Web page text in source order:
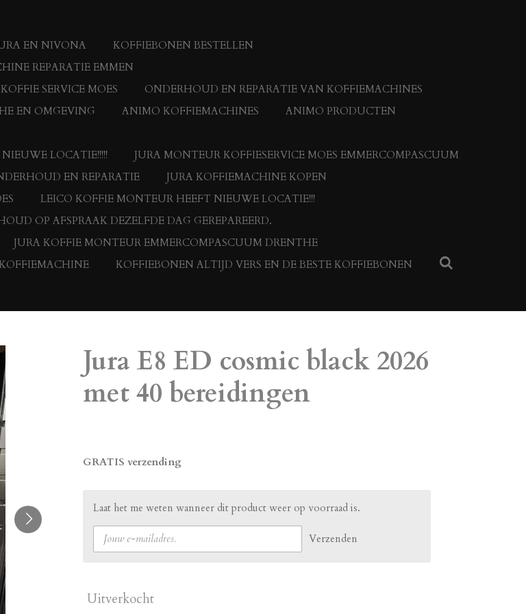
EN NIVONA
KOFFIEBONEN BESTELLEN
REPARATIE EMMEN
SERVICE MOES
ONDERHOUD EN REPARATIE VAN KOFFIEMACHINES
EN OMGEVING ANIMO KOFFIEMACHINES
ANIMO PRODUCTEN
LOCATIE!!!!!
JURA MONTEUR KOFFIESERVICE MOES EMMERCOMPASCUUM
EN REPARATIE
JURA KOFFIEMACHINE KOPEN
LEICO KOFFIE MONTEUR HEEFT NIEUWE LOCATIE!!!
OP AFSPRAAK DEZELFDE DAG GEREPAREERD.
JURA KOFFIE MONTEUR EMMERCOMPASCUUM DRENTHE
KOFFIEBONEN ALTIJD VERS EN DE BESTE KOFFIEBONEN
Jura E8 ED cosmic black 2026
met 40 bereidingen
GRATIS verzending
Laat het me weten wanneer dit product weer op voorraad is.
Verzenden
Uitverkocht